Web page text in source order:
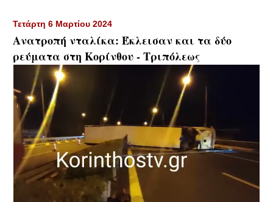
Τετάρτη 6 Μαρτίου 2024
Ανατροπή νταλίκα: Έκλεισαν και τα δύο
ρεύματα στη Κορίνθου - Τριπόλεως